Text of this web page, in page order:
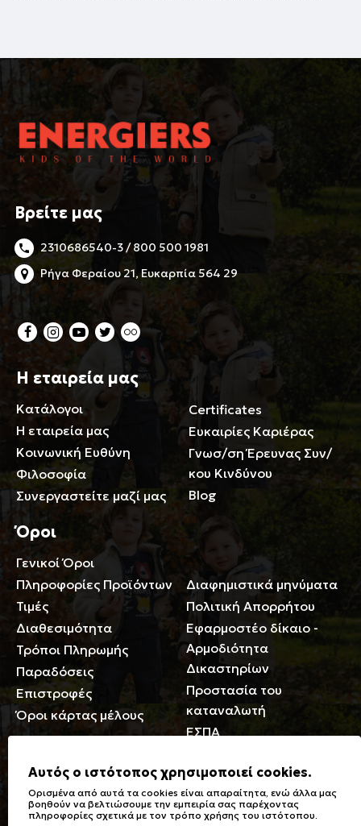
Βρείτε μας
2310686540-3 / 800 500 1981
Ρήγα Φεραίου 21, Ευκαρπία 564 29
Η εταιρεία μας
Κατάλογοι
Η εταιρεία μας
Κοινωνική Ευθύνη
Φιλοσοφία
Συνεργαστείτε μαζί μας
Certificates
Ευκαιρίες Καριέρας
Γνωσ/ση Έρευνας Συν/
κου Κινδύνου
Blog
Όροι
Γενικοί Όροι
Πληροφορίες Προϊόντων
Τιμές
Διαθεσιμότητα
Τρόποι Πληρωμής
Παραδόσεις
Επιστροφές
Όροι κάρτας μέλους
Περιορισμοί ευθύνης
Διαφημιστικά μηνύματα
Πολιτική Απορρήτου
Εφαρμοστέο δίκαιο -
Αρμοδιότητα
Δικαστηρίων
Προστασία του
καταναλωτή
ΕΣΠΑ
Γενικά
Καταστήματα
Ειδικές Εκπτώσεις ΑμΕΑ
Σύμβολα πλύσης,
σιδερώματος
Αυτός ο ιστότοπος χρησιμοποιεί cookies.
Ορισμένα από αυτά τα cookies είναι απαραίτητα, ενώ άλλα μας
βοηθούν να βελτιώσουμε την εμπειρία σας παρέχοντας
πληροφορίες σχετικά με τον τρόπο χρήσης του ιστότοπου.